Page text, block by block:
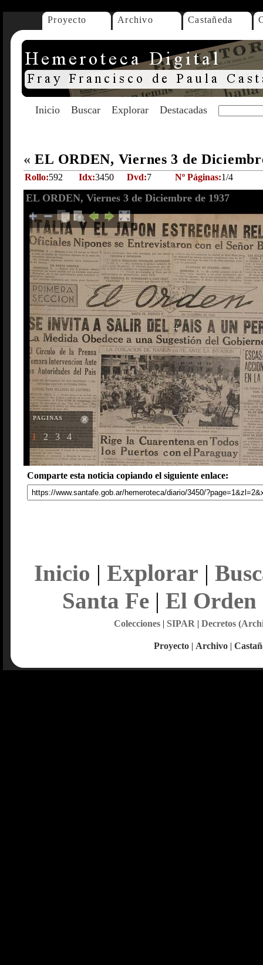
Proyecto Archivo Castañeda
Inicio Buscar Explorar Destacadas
« EL ORDEN, Viernes 3 de
Rollo:592 Idx:3450 Dvd:7 Nº Páginas:1/4
EL ORDEN, Viernes 3 de Diciembre de 1937
PAGINAS
1 2 3 4
Comparte esta noticia copiando el siguiente enlace:
Inicio | Explorar |
Santa Fe| El Orden
Colecciones| SIPAR | Decretos
Proyecto | Archivo |